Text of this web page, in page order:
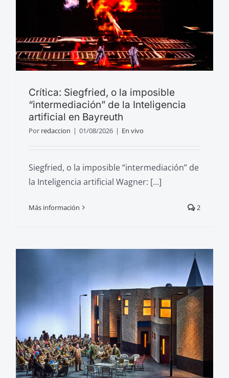
Crítica: Siegfried, o la imposible
“intermediación” de la Inteligencia
artificial en Bayreuth
Por redaccion | 01/08/2026 | En vivo
Siegfried, o la imposible “intermediación” de
la Inteligencia artificial Wagner: [...]
Más información 2